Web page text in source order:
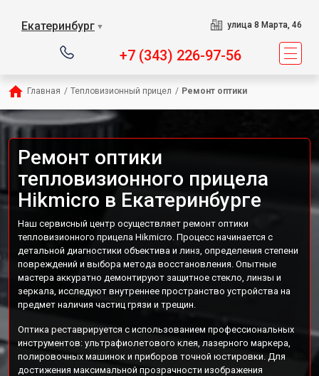
Екатеринбург ▼ улица 8 Марта, 46
+7 (343) 226-97-56
Главная / Тепловизионный прицел / Ремонт оптики
Ремонт оптики
тепловизионного прицела
Hikmicro в Екатеринбурге
Наш сервисный центр осуществляет ремонт оптики
тепловизионного прицела Hikmicro. Процесс начинается с
детальной диагностики объектива и линз, определения степени
повреждений и выбора метода восстановления. Опытные
мастера аккуратно демонтируют защитное стекло, линзы и
зеркала, исследуют внутреннее пространство устройства на
предмет наличия частиц грязи и трещин.
Оптика реставрируется с использованием профессиональных
инструментов: ультрафиолетового клея, лазерного маркера,
полировочных машинок и приборов точной юстировки. Для
достижения максимальной прозрачности изображения